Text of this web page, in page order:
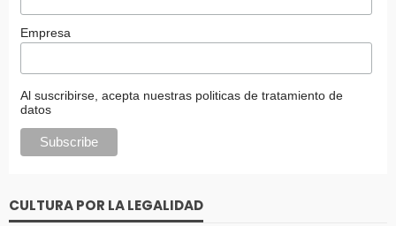
Empresa
Al suscribirse, acepta nuestras politicas de tratamiento de
datos
CULTURA POR LA LEGALIDAD